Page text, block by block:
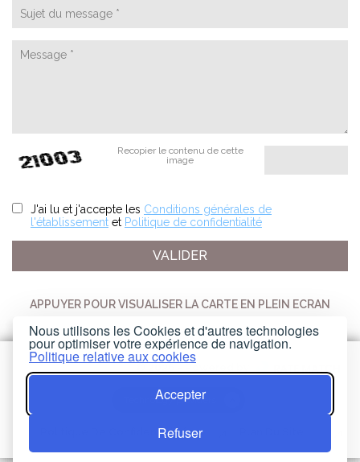
Nous utilisons les Cookies et d'autres technologies
pour optimiser votre expérience de navigation.
Politique relative aux cookies
Accepter
Refuser
Recopier le contenu de cette
image
J'ai lu et j'accepte les Conditions générales de
l'établissement et Politique de confidentialité
APPUYER POUR VISUALISER LA CARTE EN PLEIN ECRAN
© 2026 - Powered by
Technology providers
Politique De Confidentialité